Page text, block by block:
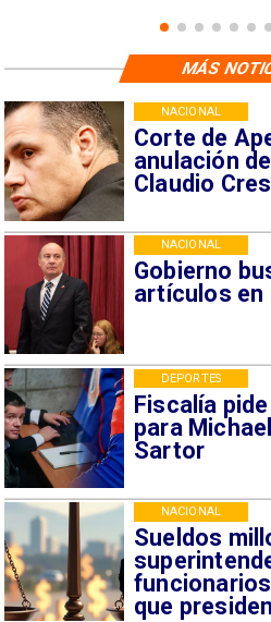
Corte de
anulación
Claudio
NACIONAL
Gobierno
artículos en
NACIONAL
Fiscalía
para
Sartor
DEPORTES
Sueldos
que
NACIONAL
MÁS